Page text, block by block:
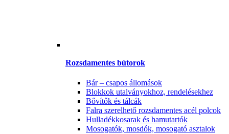
Rozsdamentes bútorok
Bár – csapos állomások
Blokkok utalványokhoz, rendelésekhez
Bővítők és tálcák
Falra szerelhető rozsdamentes acél polcok
Hulladékkosarak és hamutartók
Mosogatók, mosdók, mosogató asztalok